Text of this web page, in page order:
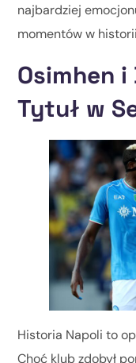
najbardziej
momentów w
Osimhen
Tytuł w
Historia Napoli to
Choć klub zdobył